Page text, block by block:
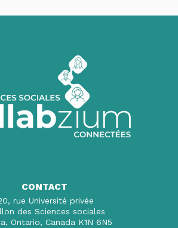
CONTACT
rue Université privée
des Sciences sociales
Ontario, Canada K1N 6N5